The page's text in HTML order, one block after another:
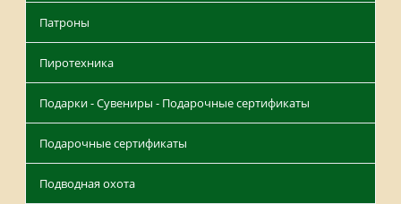
Патроны
Пиротехника
Подарки - Сувениры - Подарочные сертификаты
Подарочные сертификаты
Подводная охота